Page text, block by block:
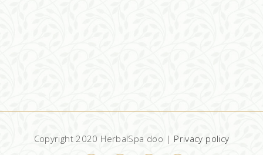
Copyright 2020 HerbalSpa doo | Privacy policy